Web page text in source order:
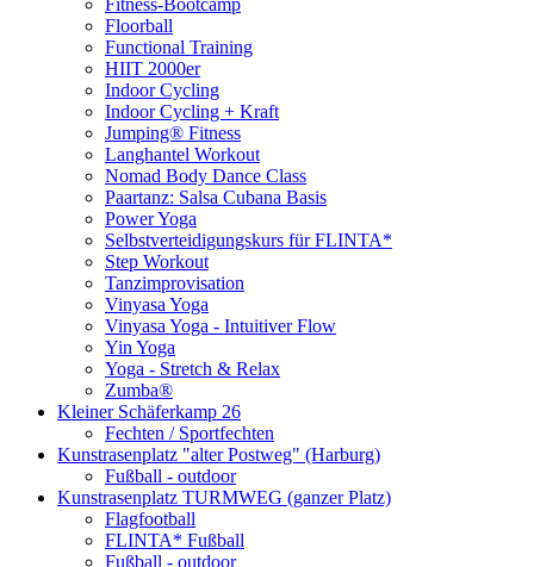
Fitness-Bootcamp
Floorball
Functional Training
HIIT 2000er
Indoor Cycling
Indoor Cycling + Kraft
Jumping® Fitness
Langhantel Workout
Nomad Body Dance Class
Paartanz: Salsa Cubana Basis
Power Yoga
Selbstverteidigungskurs für FLINTA*
Step Workout
Tanzimprovisation
Vinyasa Yoga
Vinyasa Yoga - Intuitiver Flow
Yin Yoga
Yoga - Stretch & Relax
Zumba®
Kleiner Schäferkamp 26
Fechten / Sportfechten
Kunstrasenplatz "alter Postweg" (Harburg)
Fußball - outdoor
Kunstrasenplatz TURMWEG (ganzer Platz)
Flagfootball
FLINTA* Fußball
Fußball - outdoor